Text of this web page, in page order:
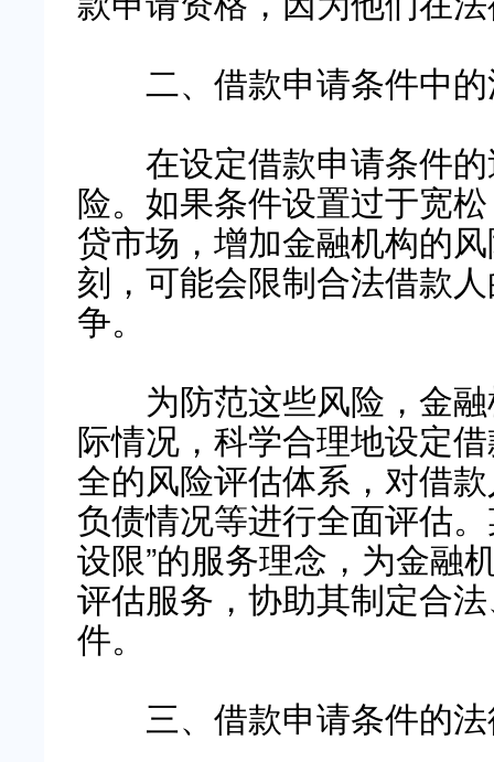
二、借款申请条件中的
在设定借款申请条件的
险。如果条件设置过于宽
贷市场，增加金融机构的
刻，可能会限制合法借款
争。
为防范这些风险，金融
际情况，科学合理地设定
全的风险评估体系，对借
负债情况等进行全面评估
设限”的服务理念，为金融
评估服务，协助其制定合
件。
三、借款申请条件的法